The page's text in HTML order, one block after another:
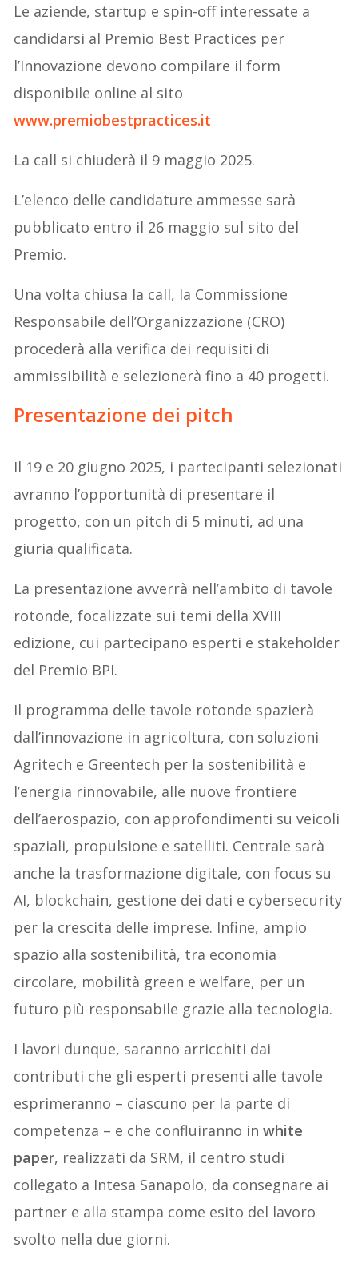
Le aziende, startup e spin-off interessate a
candidarsi al Premio Best Practices per
l’Innovazione devono compilare il form
disponibile online al sito
www.premiobestpractices.it
La call si chiuderà il 9 maggio 2025.
L’elenco delle candidature ammesse sarà
pubblicato entro il 26 maggio sul sito del
Premio.
Una volta chiusa la call, la Commissione
Responsabile dell’Organizzazione (CRO)
procederà alla verifica dei requisiti di
ammissibilità e selezionerà fino a 40 progetti.
Presentazione dei pitch
Il 19 e 20 giugno 2025, i partecipanti selezionati
avranno l’opportunità di presentare il
progetto, con un pitch di 5 minuti, ad una
giuria qualificata.
La presentazione avverrà nell’ambito di tavole
rotonde, focalizzate sui temi della XVIII
edizione, cui partecipano esperti e stakeholder
del Premio BPI.
Il programma delle tavole rotonde spazierà
dall’innovazione in agricoltura, con soluzioni
Agritech e Greentech per la sostenibilità e
l’energia rinnovabile, alle nuove frontiere
dell’aerospazio, con approfondimenti su veicoli
spaziali, propulsione e satelliti. Centrale sarà
anche la trasformazione digitale, con focus su
AI, blockchain, gestione dei dati e cybersecurity
per la crescita delle imprese. Infine, ampio
spazio alla sostenibilità, tra economia
circolare, mobilità green e welfare, per un
futuro più responsabile grazie alla tecnologia.
I lavori dunque, saranno arricchiti dai
contributi che gli esperti presenti alle tavole
esprimeranno – ciascuno per la parte di
competenza – e che confluiranno inwhite
paper, realizzati da SRM, il centro studi
collegato a Intesa Sanapolo, da consegnare ai
partner e alla stampa come esito del lavoro
svolto nella due giorni.